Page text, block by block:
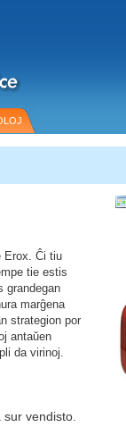
Erox. Ĉi tiu
tie estis
grandegan
marĝena
strategion por
antaŭen
da virinoj.
vendisto.